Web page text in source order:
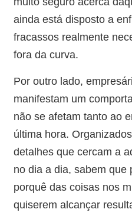
ainda está disposto a
fracassos realmente
fora da curva.
Por outro lado,
manifestam um
não se afetam tanto ao
última hora.
detalhes que cercam a
no dia a dia, sabem que
porquê das coisas nos
quiserem alcançar